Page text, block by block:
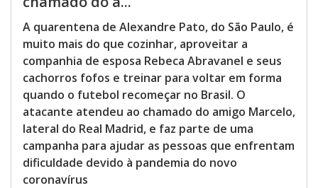
A quarentena de Alexandre Pato, do São Paulo, é
muito mais do que cozinhar, aproveitar a
companhia de esposa Rebeca Abravanel e seus
cachorros fofos e treinar para voltar em forma
quando o futebol recomeçar no Brasil. O
atacante atendeu ao chamado do amigo Marcelo,
lateral do Real Madrid, e faz parte de uma
campanha para ajudar as pessoas que enfrentam
dificuldade devido à pandemia do novo
coronavírus